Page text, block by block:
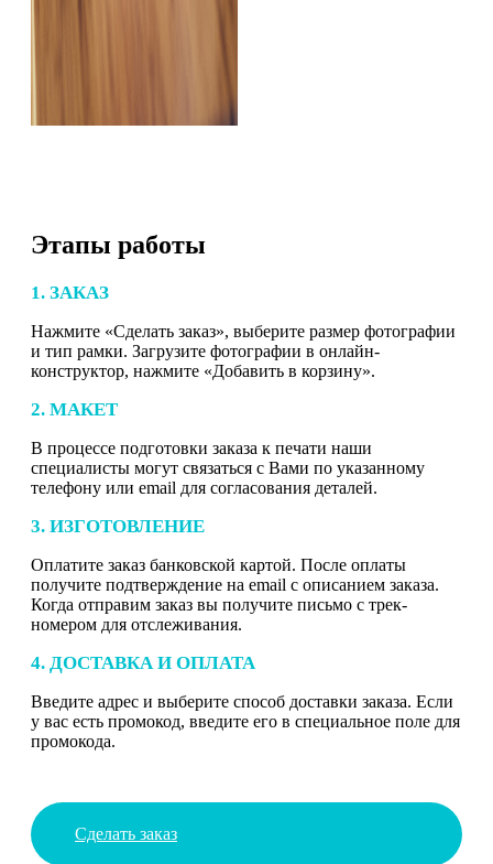
Этапы работы
1. ЗАКАЗ
Нажмите «Сделать заказ», выберите размер фотографии
и тип рамки. Загрузите фотографии в онлайн-
конструктор, нажмите «Добавить в корзину».
2. МАКЕТ
В процессе подготовки заказа к печати наши
специалисты могут связаться с Вами по указанному
телефону или email для согласования деталей.
3. ИЗГОТОВЛЕНИЕ
Оплатите заказ банковской картой. После оплаты
получите подтверждение на email с описанием заказа.
Когда отправим заказ вы получите письмо с трек-
номером для отслеживания.
4. ДОСТАВКА И ОПЛАТА
Введите адрес и выберите способ доставки заказа. Если
у вас есть промокод, введите его в специальное поле для
промокода.
Сделать заказ